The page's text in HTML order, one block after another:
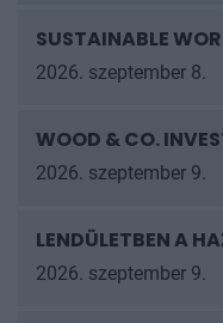
SUSTAINABLE
2026. szeptember 8.
WOOD & CO.
2026. szeptember 9.
LENDÜLETBEN A
2026